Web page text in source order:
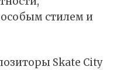
особым стилем и
Skate City